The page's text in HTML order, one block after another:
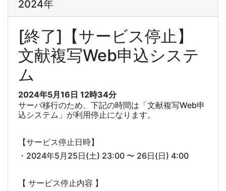
2024年
[終了]【サービス停止】
文献複写Web申込システ
ム
2024年5月16日 12時34分
サーバ移行のため、下記の時間は「文献複写Web申
込システム」が利用停止になります。
【サービス停止日時】
・2024年5月25日(土) 23:00 〜 26日(日) 4:00
【 サービス停止内容 】